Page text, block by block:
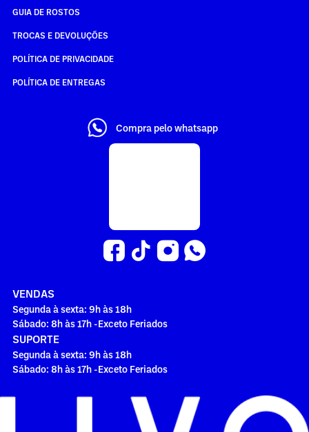
GUIA DE ROSTOS
TROCAS E DEVOLUÇÕES
POLÍTICA DE PRIVACIDADE
POLÍTICA DE ENTREGAS
Compra pelo whatsapp
VENDAS
Segunda à sexta: 9h às 18h
Sábado: 8h às 17h -Exceto Feriados
SUPORTE
Segunda à sexta: 9h às 18h
Sábado: 8h às 17h -Exceto Feriados